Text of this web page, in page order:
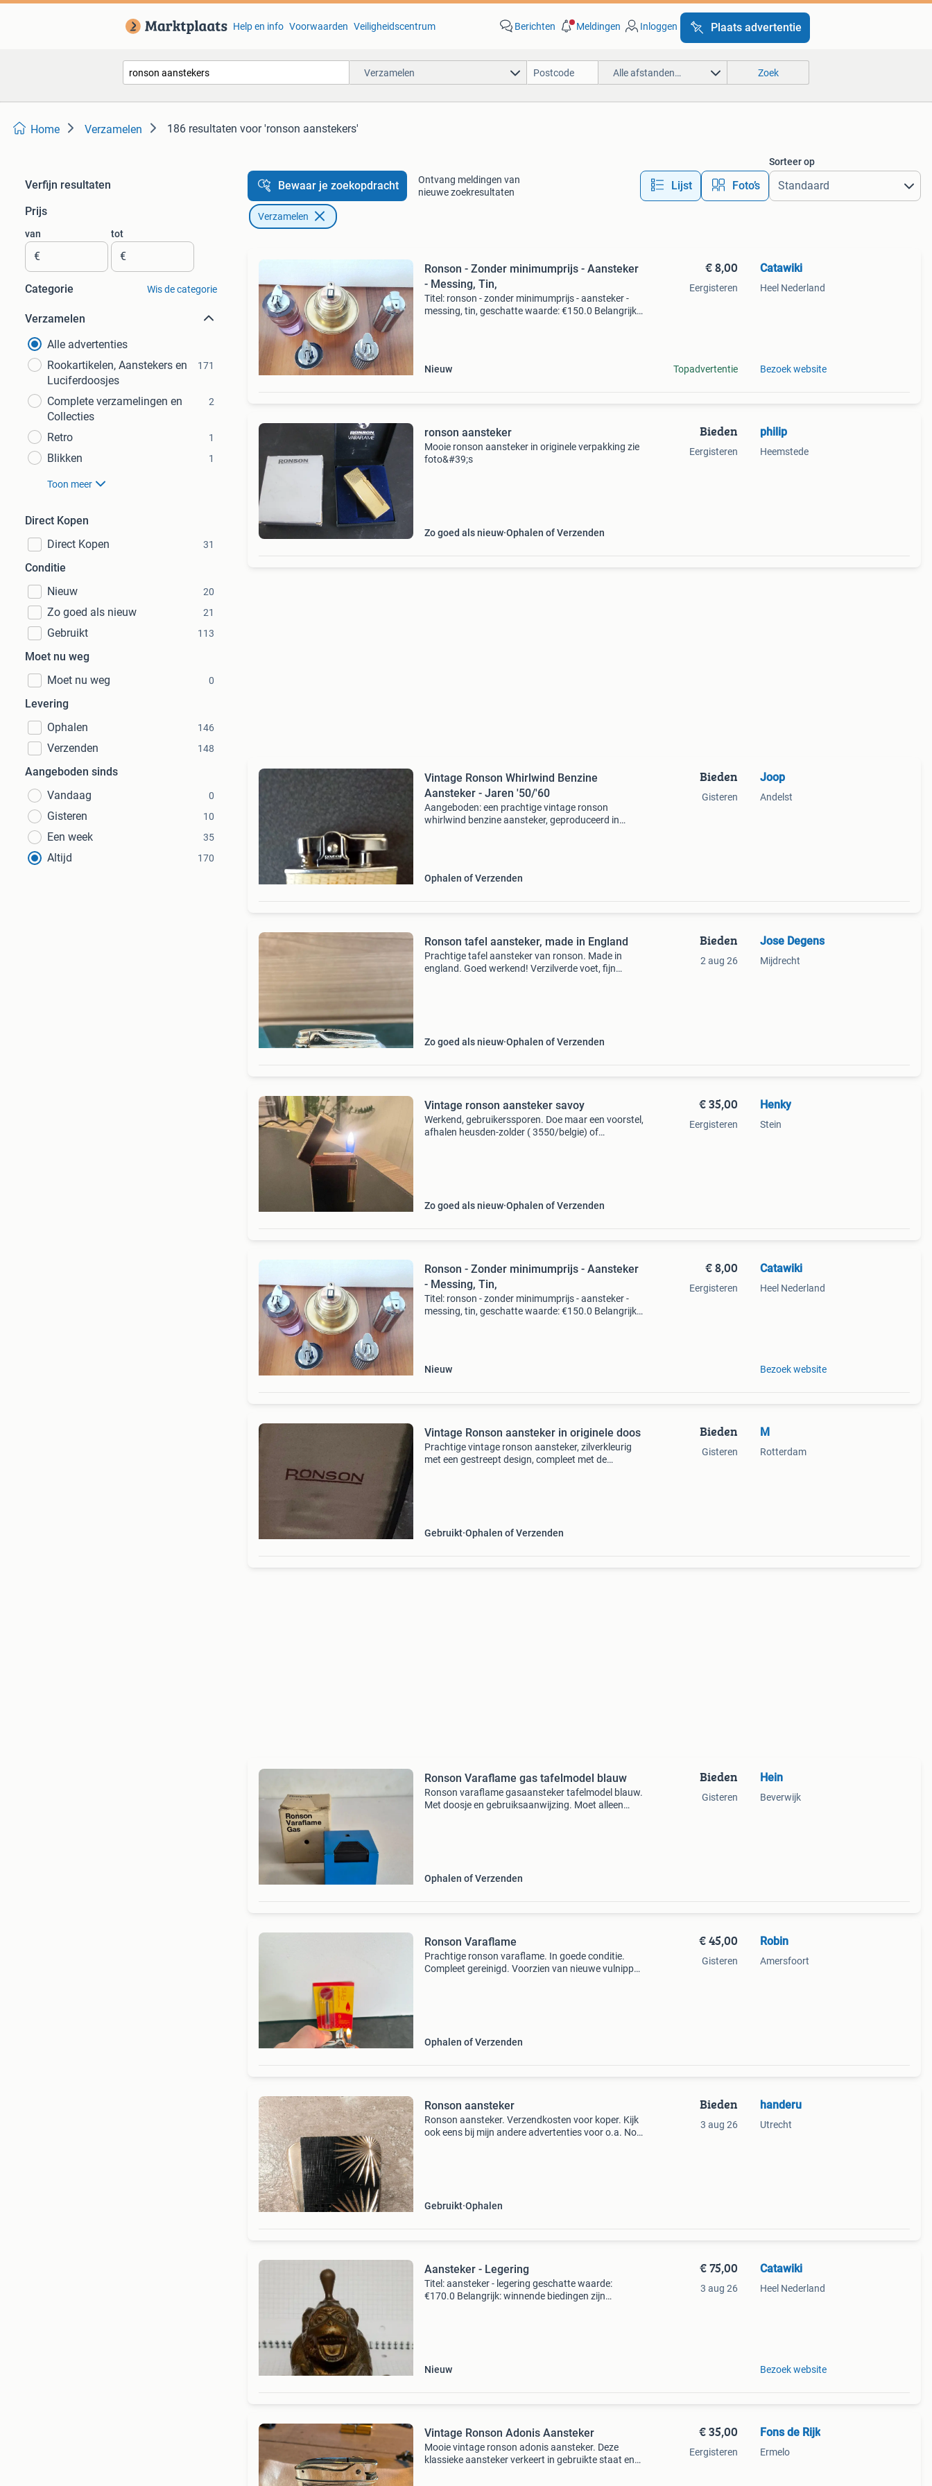
Help en info Voorwaarden Veiligheidscentrum Berichten Meldingen Inloggen Plaats advertentie
Verzamelen Alle afstanden… Zoek
Home Verzamelen 186 resultaten voor 'ronson aanstekers'
Verfijn resultaten
Prijs
van
€
tot
€
Categorie Wis de categorie
Verzamelen
Alle advertenties
Rookartikelen, Aanstekers en
Luciferdoosjes
171
Complete verzamelingen en
Collecties
2
Retro 1
Blikken 1
Toon meer
Direct Kopen
Direct Kopen
31
Conditie
Nieuw
20
Zo goed als nieuw 21
Gebruikt 113
Moet nu weg
Moet nu weg
0
Levering
Ophalen
146
Verzenden 148
Aangeboden sinds
Vandaag
0
Gisteren 10
Een week 35
Altijd 170
Bewaar je zoekopdracht
Ontvang meldingen van
nieuwe zoekresultaten
Lijst Foto’s
Sorteer op
Verzamelen
Ronson - Zonder minimumprijs - Aansteker
- Messing, Tin,
Titel: ronson - zonder minimumprijs - aansteker -
messing, tin, geschatte waarde: €150.0 Belangrijk:
Nieuw
€ 8,00
Eergisteren
Topadvertentie
Catawiki
Heel Nederland
Bezoek website
ronson aansteker
Mooie ronson aansteker in originele verpakking zie
foto&#39;s
Zo goed als nieuw Ophalen of Verzenden
Bieden
Eergisteren
philip
Heemstede
Vintage Ronson Whirlwind Benzine
Aansteker - Jaren '50/'60
Aangeboden: een prachtige vintage ronson
whirlwind benzine aansteker, geproduceerd in
Ophalen of Verzenden
Bieden
Gisteren
Joop
Andelst
Ronson tafel aansteker, made in England
Prachtige tafel aansteker van ronson. Made in
england. Goed werkend! Verzilverde voet, fijn
Zo goed als nieuw Ophalen of Verzenden
Bieden
2 aug 26
Jose Degens
Mijdrecht
Vintage ronson aansteker savoy
Werkend, gebruikerssporen. Doe maar een voorstel,
afhalen heusden-zolder ( 3550/belgie) of
Zo goed als nieuw Ophalen of Verzenden
€ 35,00
Eergisteren
Henky
Stein
Ronson - Zonder minimumprijs - Aansteker
- Messing, Tin,
Titel: ronson - zonder minimumprijs - aansteker -
messing, tin, geschatte waarde: €150.0 Belangrijk:
Nieuw
€ 8,00
Eergisteren
Catawiki
Heel Nederland
Bezoek website
Vintage Ronson aansteker in originele doos
Prachtige vintage ronson aansteker, zilverkleurig
met een gestreept design, compleet met de
Gebruikt Ophalen of Verzenden
Bieden
Gisteren
M
Rotterdam
Ronson Varaflame gas tafelmodel blauw
Ronson varaflame gasaansteker tafelmodel blauw.
Met doosje en gebruiksaanwijzing. Moet alleen
Ophalen of Verzenden
Bieden
Gisteren
Hein
Beverwijk
Ronson Varaflame
Prachtige ronson varaflame. In goede conditie.
Compleet gereinigd. Voorzien van nieuwe vulnippel.
Ophalen of Verzenden
€ 45,00
Gisteren
Robin
Amersfoort
Ronson aansteker
Ronson aansteker. Verzendkosten voor koper. Kijk
ook eens bij mijn andere advertenties voor o.a. Nog
Gebruikt Ophalen
Bieden
3 aug 26
handeru
Utrecht
Aansteker - Legering
Titel: aansteker - legering geschatte waarde:
€170.0 Belangrijk: winnende biedingen zijn
Nieuw
€ 75,00
3 aug 26
Catawiki
Heel Nederland
Bezoek website
Vintage Ronson Adonis Aansteker
Mooie vintage ronson adonis aansteker. Deze
klassieke aansteker verkeert in gebruikte staat en
€ 35,00
Eergisteren
Fons de Rijk
Ermelo